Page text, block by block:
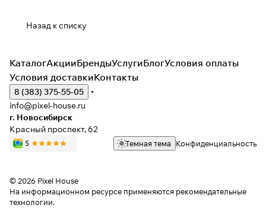
Назад к списку
КаталогАкцииБрендыУслугиБлогУсловия оплаты
Условия доставкиКонтакты
8 (383) 375-55-05
info@pixel-house.ru
г. Новосибирск
Красный проспект, 62
Темная тема Конфиденциальность
© 2026 Pixel House
На информационном ресурсе применяются рекомендательные
технологии.